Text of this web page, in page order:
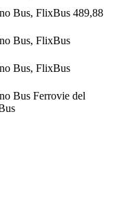
Bus, FlixBus 489,88
Bus, FlixBus
Bus, FlixBus
Bus Ferrovie del
OpenStreetMap